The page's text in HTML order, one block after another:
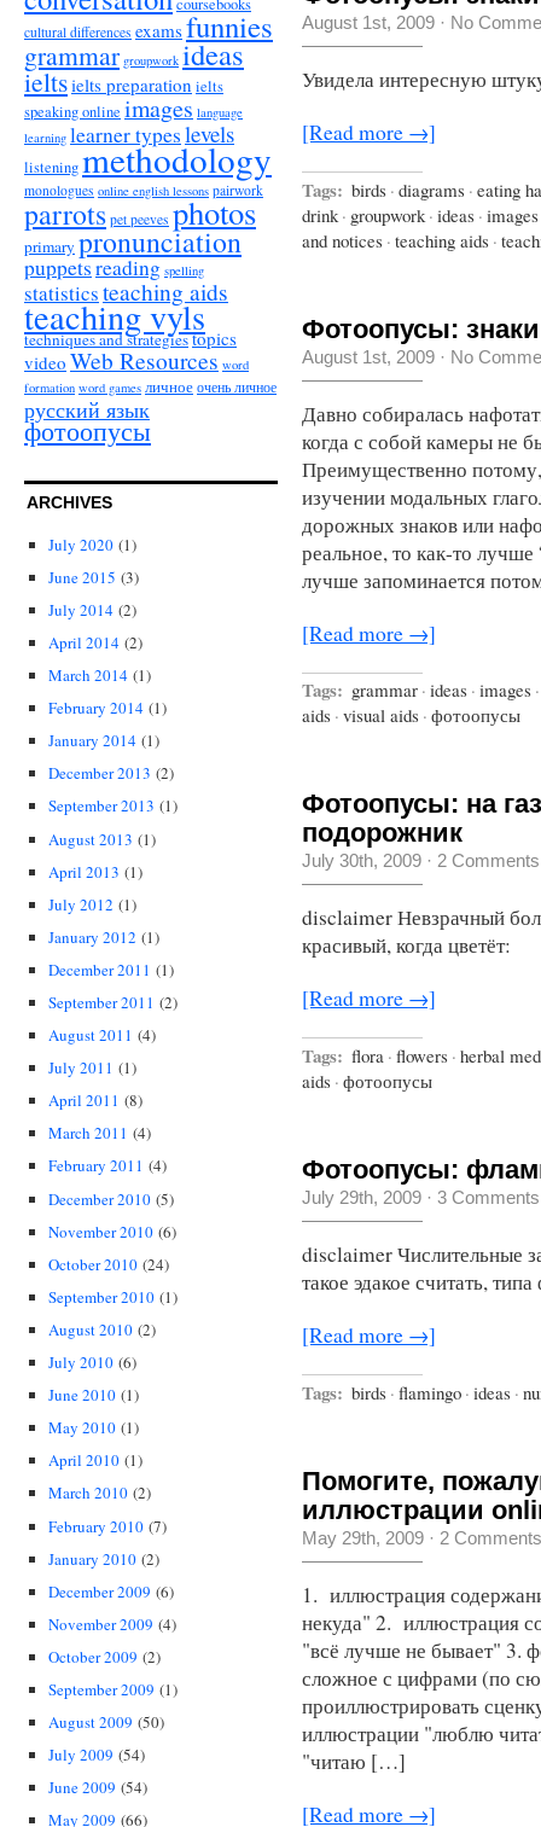
cultural differences examsfunnies
grammar groupwork ideas
ieltsielts preparation ielts
speaking online images language
learning learner typeslevels
listeningmethodology
monologues online english lessons pairwork
parrots pet peeves photos
primary pronunciation
puppetsreading spelling
statisticsteaching aids
teaching vyls
techniques and strategiestopics
video Web Resources word
formation word games личное очень личное
русский язык
фотоопусы
ARCHIVES
July 2020 (1)
June 2015 (3)
July 2014 (2)
April 2014 (2)
March 2014 (1)
February 2014 (1)
January 2014 (1)
December 2013 (2)
September 2013 (1)
August 2013 (1)
April 2013 (1)
July 2012 (1)
January 2012 (1)
December 2011 (1)
September 2011 (2)
August 2011 (4)
July 2011 (1)
April 2011 (8)
March 2011 (4)
February 2011 (4)
December 2010 (5)
November 2010 (6)
October 2010 (24)
September 2010 (1)
August 2010 (2)
July 2010 (6)
June 2010 (1)
May 2010 (1)
April 2010 (1)
March 2010 (2)
February 2010 (7)
January 2010 (2)
December 2009 (6)
November 2009 (4)
October 2009 (2)
September 2009 (1)
August 2009 (50)
July 2009 (54)
June 2009 (54)
May 2009 (66)
August 1st, 2009 · No
Увидела интересную
[Read more →]
Tags: birds · diagrams · eating
drink · groupwork · ideas · images
and notices · teaching aids ·
Фотоопусы:
August 1st, 2009 · No
Давно собиралась
когда с собой камеры не
Преимущественно потому,
изучении модальных
дорожных знаков или
реальное, то как-то
лучше запоминается
[Read more →]
Tags: grammar · ideas · images ·
aids · visual aids · фотоопусы
Фотоопусы: на
подорожник
July 30th, 2009 · 2 Comments
disclaimer Невзрачный
красивый, когда цветёт:
[Read more →]
Tags: flora · flowers · herbal
aids · фотоопусы
Фотоопусы:
July 29th, 2009 · 3 Comments
disclaimer Числительные
такое эдакое считать,
[Read more →]
Tags: birds · flamingo · ideas ·
Помогите,
иллюстрации
May 29th, 2009 · 2 Comments
1. иллюстрация
некуда" 2. иллюстрация
"всё лучше не бывает" 3.
сложное с цифрами (по
проиллюстрировать
иллюстрации "люблю
"читаю […]
[Read more →]